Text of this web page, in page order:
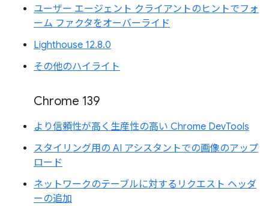
ユーザー エージェント クライアントのヒントでフォ
ーム ファクタをオーバーライド
Lighthouse 12.8.0
その他のハイライト
Chrome 139
より信頼性が高く生産性の高い Chrome DevTools
スタイリング用の AI アシスタントでの画像のアップ
ロード
ネットワークのテーブルに対するリクエスト ヘッダ
ーの追加